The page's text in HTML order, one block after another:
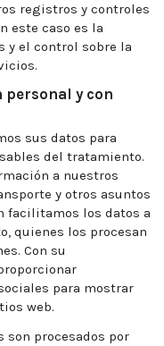
registros y controles
este caso es la
y el control sobre la
personal y con
sus datos para
del tratamiento.
a nuestros
y otros asuntos
facilitamos los datos a
quienes los procesan
Con su
para mostrar
web.
son procesados por